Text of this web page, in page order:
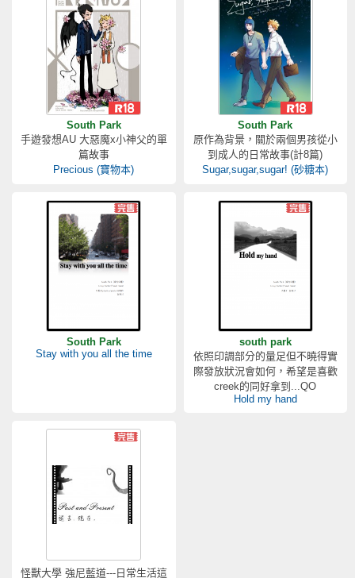
South Park
手遊發想AU 大惡魔x小神父的單
篇故事
Precious (寶物本)
South Park
原作為背景，關於兩個男孩從小
到成人的日常故事(計8篇)
Sugar,sugar,sugar! (砂糖本)
South Park
Stay with you all the time
south park
依照印調部分的量足但不曉得實
際發放狀況會如何，希望是喜歡
creek的同好拿到...QO
Hold my hand
怪獸大學 強尼藍道---日常生活這